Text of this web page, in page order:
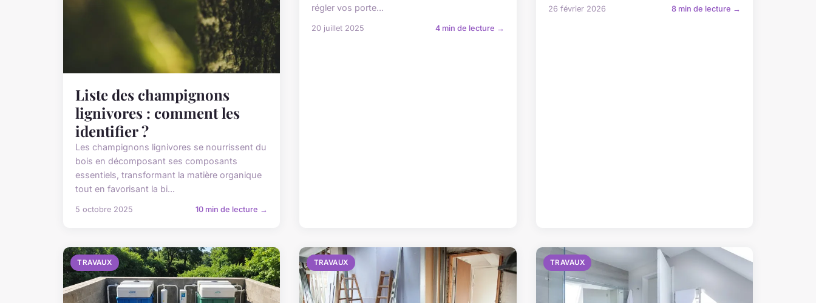
Liste des champignons
lignivores : comment les
identifier ?
Les champignons lignivores se nourrissent du
bois en décomposant ses composants
essentiels, transformant la matière organique
tout en favorisant la bi...
5 octobre 2025 10 min de lecture →
régler vos porte...
20 juillet 2025 4 min de lecture →
26 février 2026 8 min de lecture →
TRAVAUX TRAVAUX TRAVAUX